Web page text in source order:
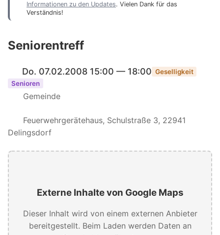
Informationen zu den Updates. Vielen Dank für das
Verständnis!
Seniorentreff
Do. 07.02.2008 15:00 — 18:00 Geselligkeit
Senioren
Gemeinde
Feuerwehrgerätehaus, Schulstraße 3, 22941
Delingsdorf
Externe Inhalte von Google Maps
Dieser Inhalt wird von einem externen Anbieter
bereitgestellt. Beim Laden werden Daten an